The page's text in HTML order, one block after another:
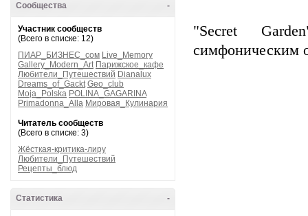
-
Сообщества
Участник сообществ
(Всего в списке: 12)
ПИАР_БИЗНЕС_сом Live_Memory
Gallery_Modern_Art Парижское_кафе
Любители_Путешествий Dianalux
Dreams_of_Gackt Geo_club
Moja_Polska POLINA_GAGARINA
Primadonna_Alla Мировая_Кулинария
Читатель сообществ
(Всего в списке: 3)
Жёсткая-критика-лиру
Любители_Путешествий
Рецепты_блюд
-
Статистика
"Secret
симфоническим